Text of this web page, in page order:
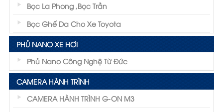
Bọc La Phong ,Bọc Trần
Bọc Ghế Da Cho Xe Toyota
PHỦ NANO XE HƠI
Phủ Nano Công Nghệ Từ Đức
CAMERA HÀNH TRÌNH
CAMERA HÀNH TRÌNH G-ON M3